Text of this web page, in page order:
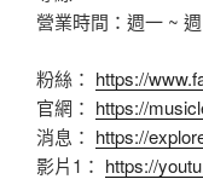
營業時間：週一 ~
粉絲： https://
官網： https://
消息： https://
影片1： https://